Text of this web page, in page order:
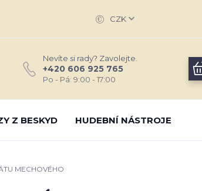
CZK
Nevíte si rady? Zavolejte.
+420 606 925 765
Po - Pá: 9:00 - 17:00
Z BESKYD HUDEBNÍ NÁSTROJE
MECHOVÉHO